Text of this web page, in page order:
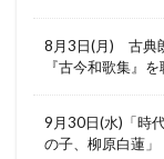
8月3日(月) 古典
『古今和歌集』
9月30日(水)「時
の子、柳原白蓮」